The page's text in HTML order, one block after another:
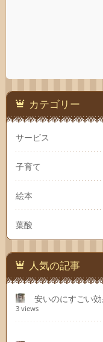
カテゴリー
サービス
子育て
絵本
葉酸
人気の記事
安いのにすごい
3 views